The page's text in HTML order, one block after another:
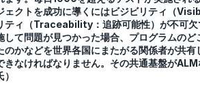
ェクトを成功に導くにはビジビリティ（
ティ（Traceability：追跡可能性）が不可欠
して問題が見つかった場合、プログラムのど
のかなどを世界各国にまたがる関係者が共有
きなければなりません。その共通基盤が